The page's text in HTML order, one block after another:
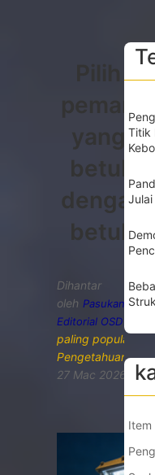
yang
betul
dengan
betul
Dihantar
oleh Pasukan
Editorial OSD
paling popular
Pengetahuan
27 Mac 2026
Titik
Item